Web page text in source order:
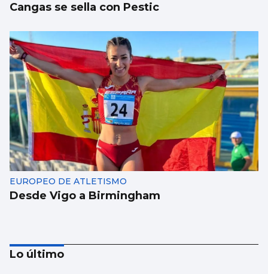
Cangas se sella con Pestic
EUROPEO DE ATLETISMO
Desde Vigo a Birmingham
Lo último